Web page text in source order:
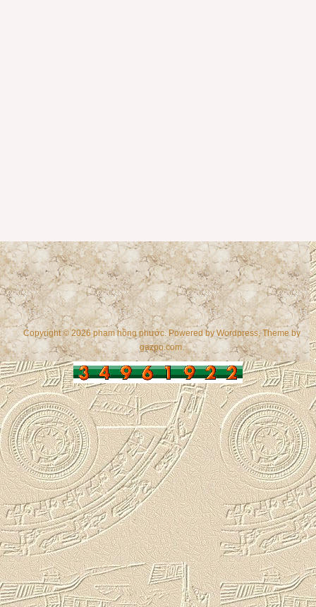
Copyright © 2026 phạm hồng phước. Powered byWordpress, Theme by
gazpo.com.